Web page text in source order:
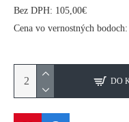
Bez DPH: 105,00€
Cena vo vernostných
DO